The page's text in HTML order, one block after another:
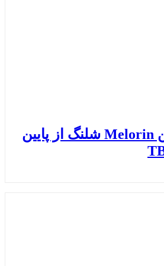
یونیت ملورین Melorin شلنگ از پایین